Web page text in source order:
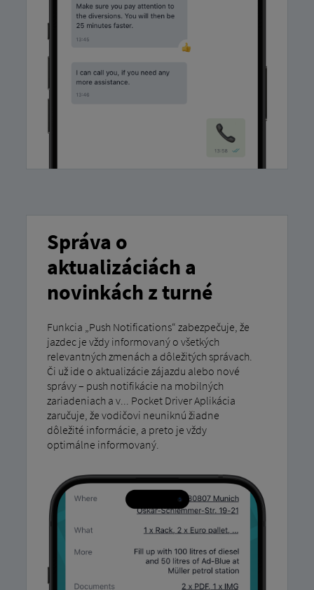
Správa o
aktualizáciách a
novinkách z turné
Funkcia „Push Notifications“ zabezpečuje, že
jazdec je vždy informovaný o všetkých
relevantných zmenách a dôležitých správach.
Či už ide o aktualizácie zájazdu alebo nové
správy – push notifikácie na mobilných
zariadeniach a v... Pocket Driver Aplikácia
zaručuje, že vodičovi neuniknú žiadne
dôležité informácie, a preto je vždy
optimálne informovaný.